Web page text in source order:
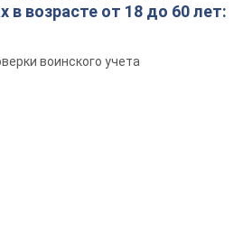
возрасте от 18 до 60 лет:
воинского учета